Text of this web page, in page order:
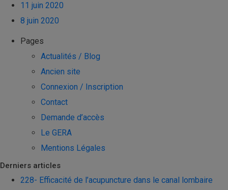
11 juin 2020
8 juin 2020
Pages
Actualités / Blog
Ancien site
Connexion / Inscription
Contact
Demande d’accès
Le GERA
Mentions Légales
Derniers articles
228- Efficacité de l’acupuncture dans le canal lombaire